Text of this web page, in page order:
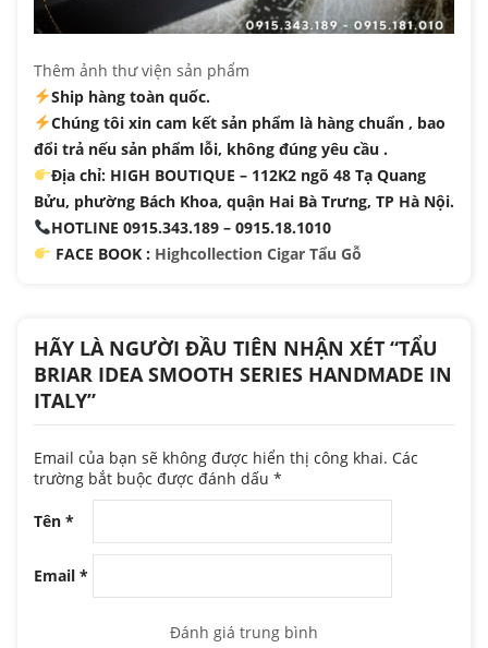
Thêm ảnh thư viện sản phẩm
Ship hàng toàn quốc.
Chúng tôi xin cam kết sản phẩm là hàng chuẩn , bao
đổi trả nếu sản phẩm lỗi, không đúng yêu cầu .
Địa chỉ: HIGH BOUTIQUE – 112K2 ngõ 48 Tạ Quang
Bửu, phường Bách Khoa, quận Hai Bà Trưng, TP Hà Nội.
HOTLINE 0915.343.189 – 0915.18.1010
FACE BOOK : Highcollection Cigar Tẩu Gỗ
HÃY LÀ NGƯỜI ĐẦU TIÊN NHẬN XÉT “TẨU
BRIAR IDEA SMOOTH SERIES HANDMADE IN
ITALY”
Email của bạn sẽ không được hiển thị công khai. Các
trường bắt buộc được đánh dấu *
Tên *
Email *
Đánh giá trung bình